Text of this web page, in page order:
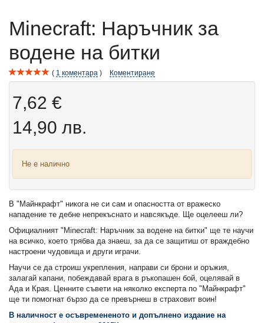
Minecraft: Наръчник за
водене на битки
1 коментара Коментиране
7,62 €
14,90 лв.
Не е налично
В "Майнкрафт" никога не си сам и опасността от вражеско
нападение те дебне непрекъснато и навсякъде. Ще оцелееш ли?
Официалният "Minecraft: Наръчник за водене на битки" ще те научи
на всичко, което трябва да знаеш, за да се защитиш от враждебно
настроени чудовища и други играчи.
Научи се да строиш укрепления, направи си брони и оръжия,
залагай капани, побеждавай врага в ръкопашен бой, оцелявай в
Ада и Края. Ценните съвети на няколко експерта по "Майнкрафт"
ще ти помогнат бързо да се превърнеш в страховит воин!
В наличност е осъвремененото и допълнено издание на